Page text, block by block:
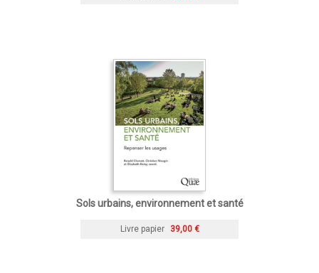
Sols urbains, environnement et santé
Livre papier 39,00 €